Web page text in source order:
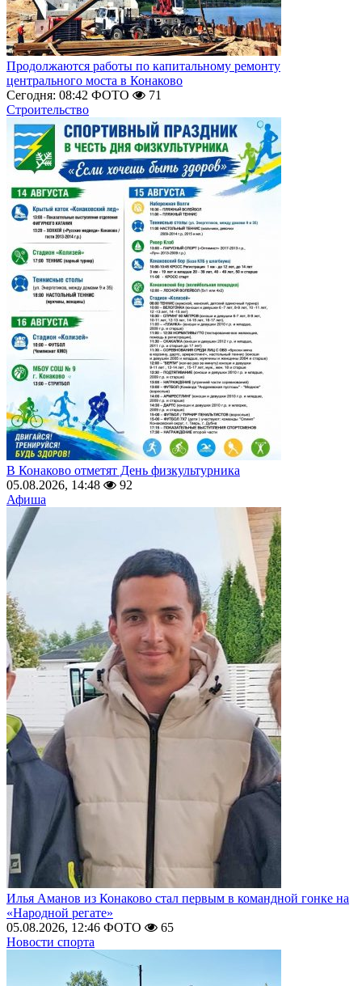
Продолжаются работы по капитальному ремонту
центрального моста в Конаково
Сегодня: 08:42 ФОТО
71
Строительство
В Конаково отметят День физкультурника
05.08.2026, 14:48
92
Афиша
Илья Аманов из Конаково стал первым в командной гонке на
«Народной регате»
05.08.2026, 12:46 ФОТО
65
Новости спорта